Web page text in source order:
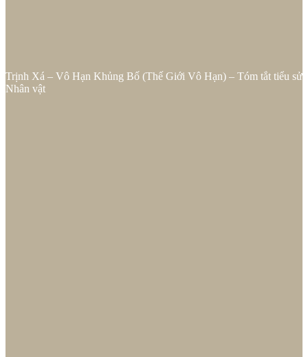
Trịnh Xá – Vô Hạn Khủng Bố (Thế Giới Vô Hạn) – Tóm tắt tiểu sử
Nhân vật